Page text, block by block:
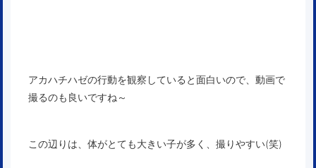
アカハチハゼの行動を観察していると面白いので、動画で
撮るのも良いですね～
この辺りは、体がとても大きい子が多く、撮りやすい(笑)